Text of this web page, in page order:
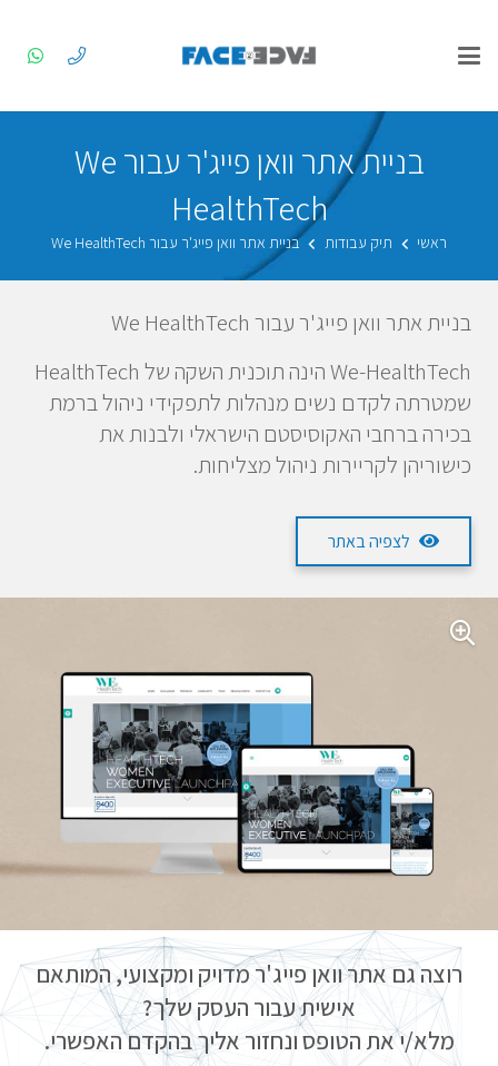
בניית אתר וואן פייג'ר עבור We
HealthTech
ראשי תיק עבודות בניית אתר וואן פייג'ר עבור We HealthTech
בניית אתר וואן פייג'ר עבור We HealthTech
We-HealthTech הינה תוכנית השקה של HealthTech
שמטרתה לקדם נשים מנהלות לתפקידי ניהול ברמת
בכירה ברחבי האקוסיסטם הישראלי ולבנות את
כישוריהן לקריירות ניהול מצליחות.
לצפיה באתר
רוצה גם אתר וואן פייג'ר מדויק ומקצועי, המותאם
אישית עבור העסק שלך?
מלא/י את הטופס ונחזור אליך בהקדם האפשרי.